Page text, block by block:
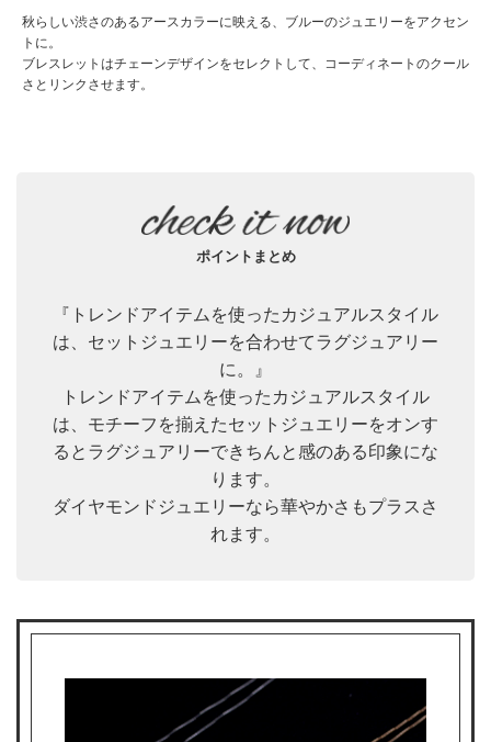
秋らしい渋さのあるアースカラーに映える、ブルーのジュエリーをアクセン
トに。
ブレスレットはチェーンデザインをセレクトして、コーディネートのクール
さとリンクさせます。
ポイントまとめ
『トレンドアイテムを使ったカジュアルスタイル
は、セットジュエリーを合わせてラグジュアリー
に。』
トレンドアイテムを使ったカジュアルスタイル
は、モチーフを揃えたセットジュエリーをオンす
るとラグジュアリーできちんと感のある印象にな
ります。
ダイヤモンドジュエリーなら華やかさもプラスさ
れます。